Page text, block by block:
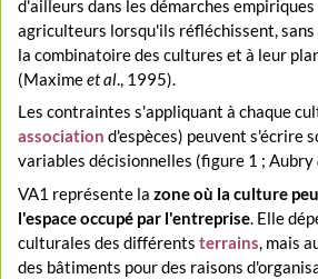
d'ailleurs dans les démarches
agriculteurs lorsqu'ils réfléchissent,
la combinatoire des cultures et à leur
(Maximeet al., 1995).
Les contraintes s'appliquant à chaque
association d'espèces) peuvent s'écrire
variables décisionnelles (figure 1 ; Aubry
VA1 représente lazone où la culture
l'espace occupé par l'entreprise. Elle
culturales des différentsterrains, mais
des bâtiments pour des raisons